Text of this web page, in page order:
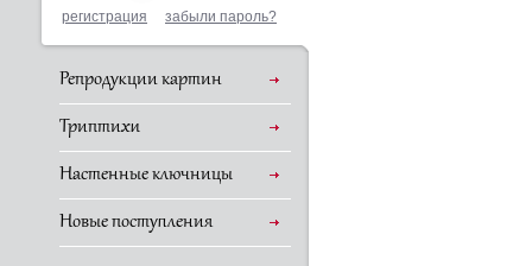
регистрация забыли пароль?
Репродукции картин
Триптихи
Настенные ключницы
Новые поступления